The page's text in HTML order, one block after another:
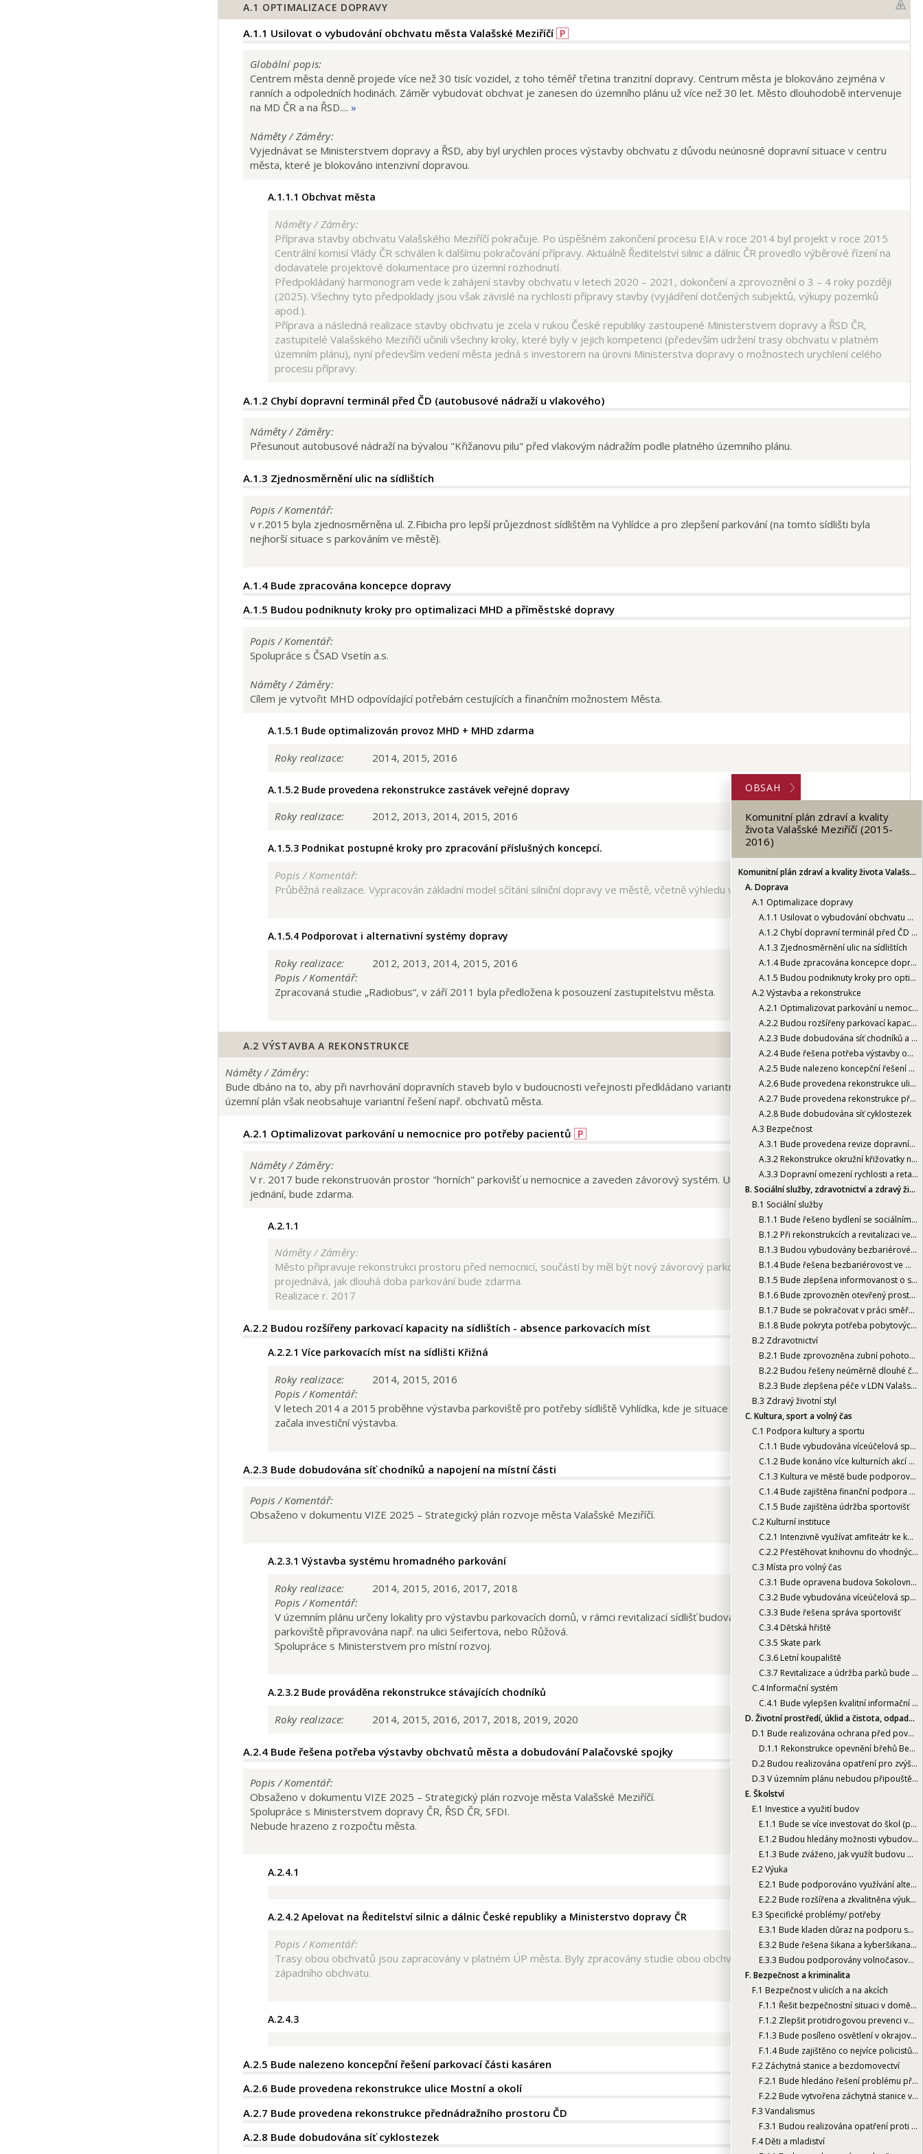
OBSAH
Komunitní plán zdraví a kvality
života Valašské Meziříčí (2015-
2016)
Komunitní plán zdraví a kvality života Valašské Meziříčí (2015-2016)
A. Doprava
A.1 Optimalizace dopravy
A.1.1 Usilovat o vybudování obchvatu města Valašské Meziříčí
A.1.2 Chybí dopravní terminál před ČD (autobusové nádraží u vlakového)
A.1.3 Zjednosměrnění ulic na sídlištích
A.1.4Bude zpracována koncepce dopravy
A.1.5 Budou podniknuty kroky pro optimalizaci MHD a příměstské dopravy
A.2Výstavba a rekonstrukce
A.2.1 Optimalizovat parkování u nemocnice pro potřeby pacientů
A.2.2 Budou rozšířeny parkovací kapacity na sídlištích - absence parkovacích míst
A.2.3 Bude dobudována síť chodníků a napojení na místní části
A.2.4Bude řešena potřeba výstavby obchvatů města a dobudování Palačovské spojky
A.2.5 Bude nalezeno koncepční řešení parkovací části kasáren
A.2.6 Bude provedena rekonstrukce ulice Mostní a okolí
A.2.7 Bude provedena rekonstrukce přednádražního prostoru ČD
A.2.8 Bude dobudována síť cyklostezek
A.3 Bezpečnost
A.3.1 Bude provedena revize dopravního značení
A.3.2 Rekonstrukce okružní křižovatky na Rožnovské
A.3.3 Dopravní omezení rychlosti a retardéry na problematických místech
B. Sociální služby, zdravotnictví a zdravý životní styl
B.1 Sociální služby
B.1.1 Bude řešeno bydlení se sociálním aspektem - zvýšení kapacity pobytových zařízení pro seniory, doplnění sítě služeb pro lidi se zdravotním postižením, neexistence sociálního bydlení a nadbytek ubytoven
B.1.2 Při rekonstrukcích a revitalizaci veřejných prostor města dbát na přátelskost pro všechny generace (pítka, bezbariérové WC, hřiště pro všechny generace, kavárna - komunitní centrum)
B.1.3 Budou vybudovány bezbariérové veřejné toalety adekvátní potřebám města
B.1.4Bude řešena bezbariérovost ve městě
B.1.5 Bude zlepšena informovanost o sociálních službách pro potřebné (senioři, lidé se zdrav. postižení, atd.)
B.1.6 Bude zprovozněn otevřený prostor pro setkávání seniorů (i svépomocný)
B.1.7 Bude se pokračovat v práci směřující k začlenění nepřizpůsobivých obyvatel do společnosti
B.1.8 Bude pokryta potřeba pobytových služeb pro seniory, osoby se zdravotním postižením a osoby s duševním onemocněním
B.2 Zdravotnictví
B.2.1 Bude zprovozněna zubní pohotovost
B.2.2 Budou řešeny neúměrně dlouhé čekací doby u ambulantních specialistů
B.2.3 Bude zlepšena péče v LDN Valašské Meziříčí
B.3 Zdravý životní styl
C. Kultura, sport a volný čas
C.1 Podpora kultury a sportu
C.1.1 Bude vybudována víceúčelová sportovní hala
C.1.2 Bude konáno více kulturních akcí pro seniory
C.1.3 Kultura ve městě bude podporována formou grantů
C.1.4Bude zajištěna finanční podpora mládeže v oblasti kultury a sportu
C.1.5 Bude zajištěna údržba sportovišť
C.2 Kulturní instituce
C.2.1 Intenzivně využívat amfiteátr ke konání kulturních akcí
C.2.2 Přestěhovat knihovnu do vhodných prostor a propojit ji s komunitním centrem města
C.3 Místa pro volný čas
C.3.1 Bude opravena budova Sokolovny na ul. Sokolská
C.3.2 Bude vybudována víceúčelová sportovní hala
C.3.3 Bude řešena správa sportovišť
C.3.4Dětská hřiště
C.3.5 Skate park
C.3.6 Letní koupaliště
C.3.7 Revitalizace a údržba parků bude zkvalitněna
C.4Informační systém
C.4.1 Bude vylepšen kvalitní informační systém města - vzhled a technický stav nástěnek a zajištěno dostatečné množství výlepových ploch
D. Životní prostředí, úklid a čistota, odpadové hospodářství
D.1 Bude realizována ochrana před povodněmi
D.1.1 Rekonstrukce opevnění břehů Bečvy pod kinem
D.2 Budou realizována opatření pro zvýšení kvality ovzduší, snížení hlučnosti, prašnosti a zlepšení úklidu města
D.3 V územním plánu nebudou připouštěny průmyslové objekty v obytných zónách
E. Školství
E.1 Investice a využití budov
E.1.1 Bude se více investovat do škol (pokračovat v investicích, hlavně ZŠ, pravidelná roční výše rozpočt - 30 mil. Kč)
E.1.2 Budou hledány možnosti vybudování víceúčelové haly jako řešení nedostatku tělocvičen
E.1.3 Bude zváženo, jak využít budovu bývalého potravinářského učiliště pro školské účely popřípadě pro účely města
E.2Výuka
E.2.1 Bude podporováno využívání alternativních výukových programů poskytovaných jinými subjekty (SVČ, Hvězdárna, Muzeum, Knihovna)
E.2.2 Bude rozšířena a zkvalitněna výuka cizích jazyků už od MŠ
E.3 Specifické problémy/ potřeby
E.3.1 Bude kladen důraz na podporu sociálně slabých žáků
E.3.2 Bude řešena šikana a kyberšikana ve školách
E.3.3 Budou podporovány volnočasové aktivity dětí zaměstnaných rodičů
F. Bezpečnost a kriminalita
F.1 Bezpečnost v ulicích a na akcích
F.1.1 Řešit bezpečnostní situaci v domě na Zašovské ul. 776 a v okolí
F.1.2 Zlepšit protidrogovou prevenci ve městě
F.1.3 Bude posíleno osvětlení v okrajových částech města
F.1.4Bude zajištěno co nejvíce policistů v ulicích
F.2 Záchytná stanice a bezdomovectví
F.2.1 Bude hledáno řešení problému přítomnosti bezdomovců u obchodů a na veřejných prostranstvích v rámci zákonných možností
F.2.2 Bude vytvořena záchytná stanice v blízkosti Valašského Meziříčí
F.3 Vandalismus
F.3.1 Budou realizována opatření proti vandalismu
F.4Děti a mladiství
A.1 OPTIMALIZACE DOPRAVY
A.1.1 Usilovat o vybudování obchvatu města Valašské Meziříčí P
Globální popis:
Centrem města denně projede více než 30 tisíc vozidel, z toho téměř třetina tranzitní dopravy. Centrum města je blokováno zejména v
ranních a odpoledních hodinách. Záměr vybudovat obchvat je zanesen do územního plánu už více než 30 let. Město dlouhodobě intervenuje
na MD ČR a na ŘSD.... »
Náměty / Záměry:
Vyjednávat se Ministerstvem dopravy a ŘSD, aby byl urychlen proces výstavby obchvatu z důvodu neúnosné dopravní situace v centru
města, které je blokováno intenzivní dopravou.
A.1.1.1 Obchvat města
Náměty / Záměry:
Příprava stavby obchvatu Valašského Meziříčí pokračuje. Po úspěšném zakončení procesu EIA v roce 2014 byl projekt v roce 2015
Centrální komisí Vlády ČR schválen k dalšímu pokračování přípravy. Aktuálně Ředitelství silnic a dálnic ČR provedlo výběrové řízení na
dodavatele projektové dokumentace pro územní rozhodnutí.
Předpokládaný harmonogram vede k zahájení stavby obchvatu v letech 2020 – 2021, dokončení a zprovoznění o 3 – 4 roky později
(2025). Všechny tyto předpoklady jsou však závislé na rychlosti přípravy stavby (vyjádření dotčených subjektů, výkupy pozemků
apod.).
Příprava a následná realizace stavby obchvatu je zcela v rukou České republiky zastoupené Ministerstvem dopravy a ŘSD ČR,
zastupitelé Valašského Meziříčí učinili všechny kroky, které byly v jejich kompetenci (především udržení trasy obchvatu v platném
územním plánu), nyní především vedení města jedná s investorem na úrovni Ministerstva dopravy o možnostech urychlení celého
procesu přípravy.
A.1.2 Chybí dopravní terminál před ČD (autobusové nádraží u vlakového)
Náměty / Záměry:
Přesunout autobusové nádraží na bývalou "Křižanovu pilu" před vlakovým nádražím podle platného územního plánu.
A.1.3 Zjednosměrnění ulic na sídlištích
Popis / Komentář:
v r.2015 byla zjednosměrněna ul. Z.Fibicha pro lepší průjezdnost sídlištěm na Vyhlídce a pro zlepšení parkování (na tomto sídlišti byla
nejhorší situace s parkováním ve městě).
A.1.4 Bude zpracována koncepce dopravy
A.1.5 Budou podniknuty kroky pro optimalizaci MHD a příměstské dopravy
Popis / Komentář:
Spolupráce s ČSAD Vsetín a.s.
Náměty / Záměry:
Cílem je vytvořit MHD odpovídající potřebám cestujících a finančním možnostem Města.
A.1.5.1 Bude optimalizován provoz MHD + MHD zdarma
Roky realizace: 2014, 2015, 2016
A.1.5.2 Bude provedena rekonstrukce zastávek veřejné dopravy
Roky realizace: 2012, 2013, 2014, 2015, 2016
A.1.5.3 Podnikat postupné kroky pro zpracování příslušných koncepcí.
Popis / Komentář:
Průběžná realizace. Vypracován základní model sčítání silniční dopravy ve městě, včetně výhledu vývoje.
A.1.5.4 Podporovat i alternativní systémy dopravy
Roky realizace:
2012, 2013, 2014, 2015, 2016
Popis / Komentář:
Zpracovaná studie „Radiobus“, v září 2011 byla předložena k posouzení zastupitelstvu města.
A.2 VÝSTAVBA A REKONSTRUKCE
Náměty / Záměry:
Bude dbáno na to, aby při navrhování dopravních staveb bylo v budoucnosti veřejnosti předkládano variantní řešení k připomínkování. Platný
územní plán však neobsahuje variantní řešení např. obchvatů města.
A.2.1 Optimalizovat parkování u nemocnice pro potřeby pacientů P
Náměty / Záměry:
V r. 2017 bude rekonstruován prostor "horních" parkovišť u nemocnice a zaveden závorový systém. Určitý časový interval, který je v
jednání, bude zdarma.
A.2.1.1
Náměty / Záměry:
Město připravuje rekonstrukci prostoru před nemocnicí, součástí by měl být nový závorový parkovací systém. V současnosti se
projednává, jak dlouhá doba parkování bude zdarma.
Realizace r. 2017
A.2.2 Budou rozšířeny parkovací kapacity na sídlištích - absence parkovacích míst
A.2.2.1 Více parkovacích míst na sídlišti Křižná
Roky realizace:
2014, 2015, 2016
Popis / Komentář:
V letech 2014 a 2015 proběhne výstavba parkoviště pro potřeby sídliště Vyhlídka, kde je situace s parkováním nejkritičtější. V r. 2014
začala investiční výstavba.
A.2.3 Bude dobudována síť chodníků a napojení na místní části
Popis / Komentář:
Obsaženo v dokumentu VIZE 2025 – Strategický plán rozvoje města Valašské Meziříčí.
A.2.3.1 Výstavba systému hromadného parkování
Roky realizace:
2014, 2015, 2016, 2017, 2018
Popis / Komentář:
V územním plánu určeny lokality pro výstavbu parkovacích domů, v rámci revitalizací sídlišť budována nová parkovací místa, nová
parkoviště připravována např. na ulici Seifertova, nebo Růžová.
Spolupráce s Ministerstvem pro místní rozvoj.
A.2.3.2 Bude prováděna rekonstrukce stávajících chodníků
Roky realizace: 2014, 2015, 2016, 2017, 2018, 2019, 2020
A.2.4 Bude řešena potřeba výstavby obchvatů města a dobudování Palačovské spojky
Popis / Komentář:
Obsaženo v dokumentu VIZE 2025 – Strategický plán rozvoje města Valašské Meziříčí.
Spolupráce s Ministerstvem dopravy ČR, ŘSD ČR, SFDI.
Nebude hrazeno z rozpočtu města.
A.2.4.1
A.2.4.2 Apelovat na Ředitelství silnic a dálnic České republiky a Ministerstvo dopravy ČR
Popis / Komentář:
Trasy obou obchvatů jsou zapracovány v platném ÚP města. Byly zpracovány studie obou obchvatů, následně také investiční záměr
západního obchvatu.
A.2.4.3
A.2.5 Bude nalezeno koncepční řešení parkovací části kasáren
A.2.6 Bude provedena rekonstrukce ulice Mostní a okolí
A.2.7 Bude provedena rekonstrukce přednádražního prostoru ČD
A.2.8 Bude dobudována síť cyklostezek